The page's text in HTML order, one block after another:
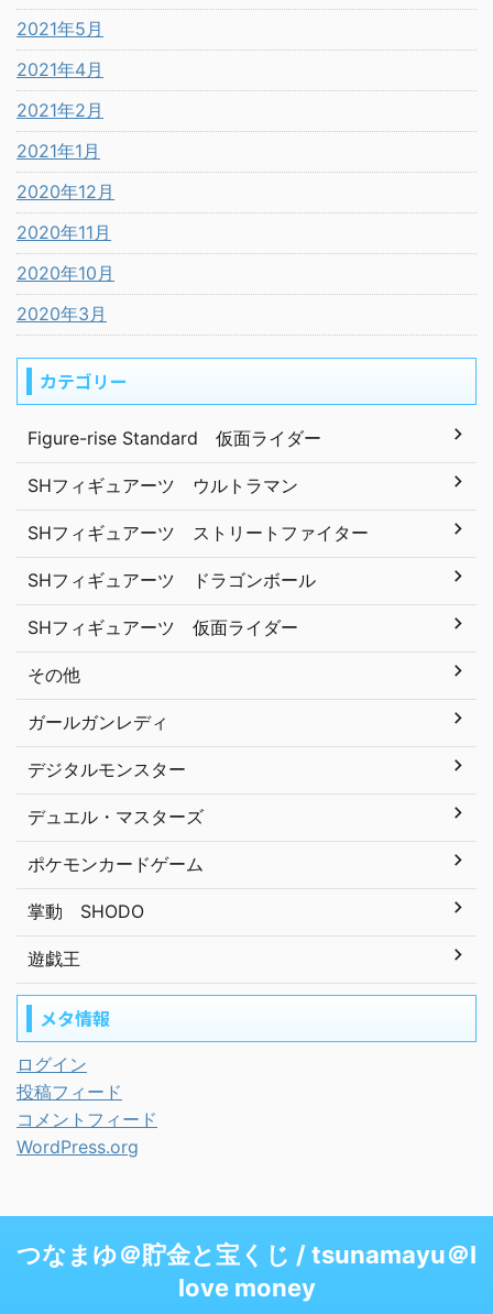
2021年5月
2021年4月
2021年2月
2021年1月
2020年12月
2020年11月
2020年10月
2020年3月
カテゴリー
Figure-rise Standard 仮面ライダー
SHフィギュアーツ ウルトラマン
SHフィギュアーツ ストリートファイター
SHフィギュアーツ ドラゴンボール
SHフィギュアーツ 仮面ライダー
その他
ガールガンレディ
デジタルモンスター
デュエル・マスターズ
ポケモンカードゲーム
掌動 SHODO
遊戯王
メタ情報
ログイン
投稿フィード
コメントフィード
WordPress.org
つなまゆ＠貯金と宝くじ / tsunamayu＠I
love money